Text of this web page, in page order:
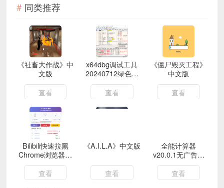
同类推荐
《社畜大作战》中
文版
查看
x64dbg调试工具
20240712绿色增
强版
查看
《僵尸毁灭工程》
中文版
查看
Bilibili快速拉黑
Chrome浏览器插
件
查看
《A.I.L.A》中文版
查看
全能计算器
v20.0.1无广告版
计算工具
查看